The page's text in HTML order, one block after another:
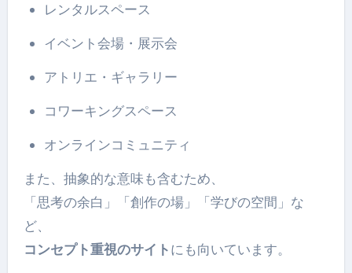
レンタルスペース
イベント会場・展示会
アトリエ・ギャラリー
コワーキングスペース
オンラインコミュニティ
また、抽象的な意味も含むため、
「思考の余白」「創作の場」「学びの空間」な
ど、
コンセプト重視のサイトにも向いています。